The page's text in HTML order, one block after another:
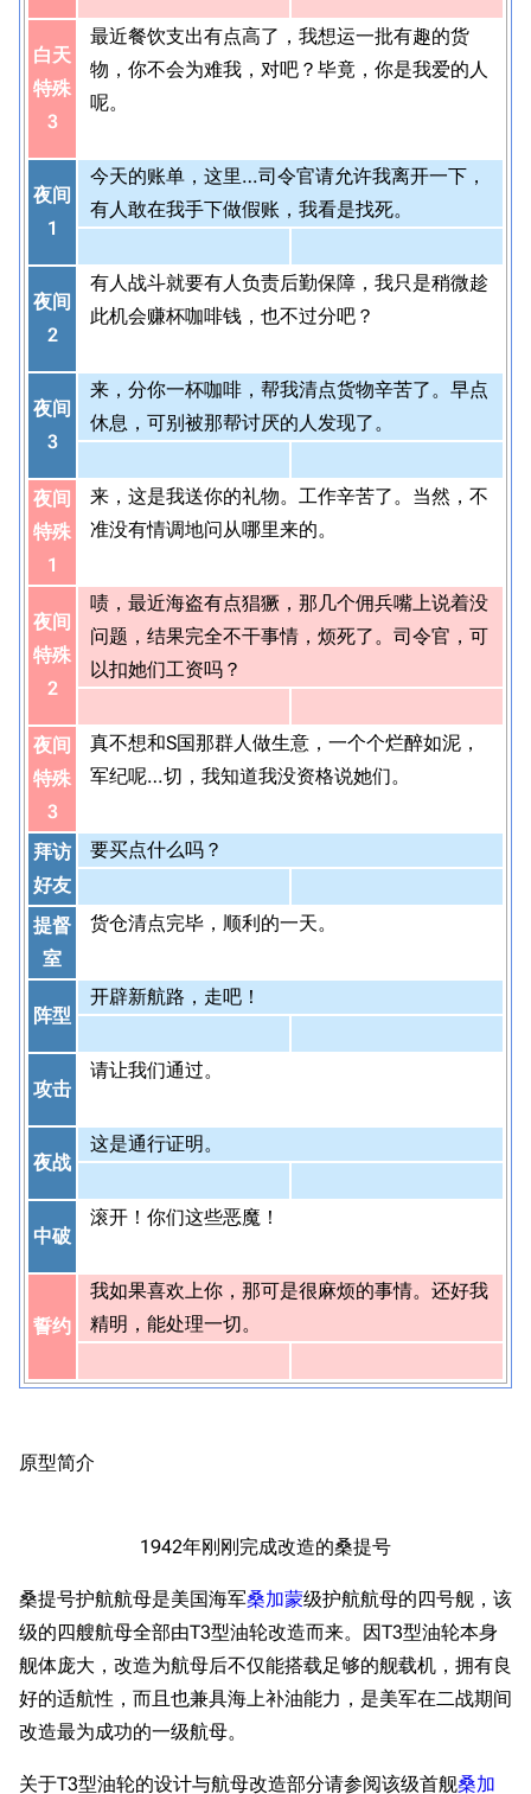
白天
特殊
3
最近餐饮支出有点高了，我想运一批有趣的货
物，你不会为难我，对吧？毕竟，你是我爱的人
呢。
夜间
1
今天的账单，这里…司令官请允许我离开一下，
有人敢在我手下做假账，我看是找死。
夜间
2
有人战斗就要有人负责后勤保障，我只是稍微趁
此机会赚杯咖啡钱，也不过分吧？
夜间
3
来，分你一杯咖啡，帮我清点货物辛苦了。早点
休息，可别被那帮讨厌的人发现了。
夜间
特殊
1
来，这是我送你的礼物。工作辛苦了。当然，不
准没有情调地问从哪里来的。
夜间
特殊
2
啧，最近海盗有点猖獗，那几个佣兵嘴上说着没
问题，结果完全不干事情，烦死了。司令官，可
以扣她们工资吗？
夜间
特殊
3
真不想和S国那群人做生意，一个个烂醉如泥，
军纪呢…切，我知道我没资格说她们。
拜访
好友
要买点什么吗？
提督
室
货仓清点完毕，顺利的一天。
阵型
开辟新航路，走吧！
攻击
请让我们通过。
夜战
这是通行证明。
中破
滚开！你们这些恶魔！
誓约
我如果喜欢上你，那可是很麻烦的事情。还好我
精明，能处理一切。
原型简介
1942年刚刚完成改造的桑提号
桑提号护航航母是美国海军桑加蒙级护航航母的四号舰，该
级的四艘航母全部由T3型油轮改造而来。因T3型油轮本身
舰体庞大，改造为航母后不仅能搭载足够的舰载机，拥有良
好的适航性，而且也兼具海上补油能力，是美军在二战期间
改造最为成功的一级航母。
关于T3型油轮的设计与航母改造部分请参阅该级首舰桑加